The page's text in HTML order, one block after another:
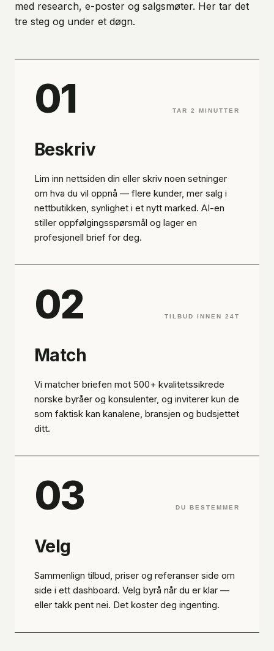
med research, e-poster og salgsmøter. Her tar det
tre steg og under et døgn.
01 TAR 2 MINUTTER
Beskriv
Lim inn nettsiden din eller skriv noen setninger
om hva du vil oppnå — flere kunder, mer salg i
nettbutikken, synlighet i et nytt marked. AI-en
stiller oppfølgingsspørsmål og lager en
profesjonell brief for deg.
02 TILBUD INNEN 24T
Match
Vi matcher briefen mot 500+ kvalitetssikrede
norske byråer og konsulenter, og inviterer kun de
som faktisk kan kanalene, bransjen og budsjettet
ditt.
03 DU BESTEMMER
Velg
Sammenlign tilbud, priser og referanser side om
side i ett dashboard. Velg byrå når du er klar —
eller takk pent nei. Det koster deg ingenting.